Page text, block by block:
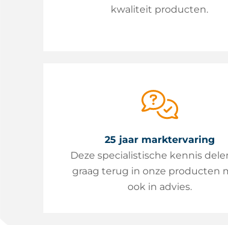
kwaliteit producten.
25 jaar marktervaring
Deze specialistische kennis
graag terug in onze producten
ook in advies.